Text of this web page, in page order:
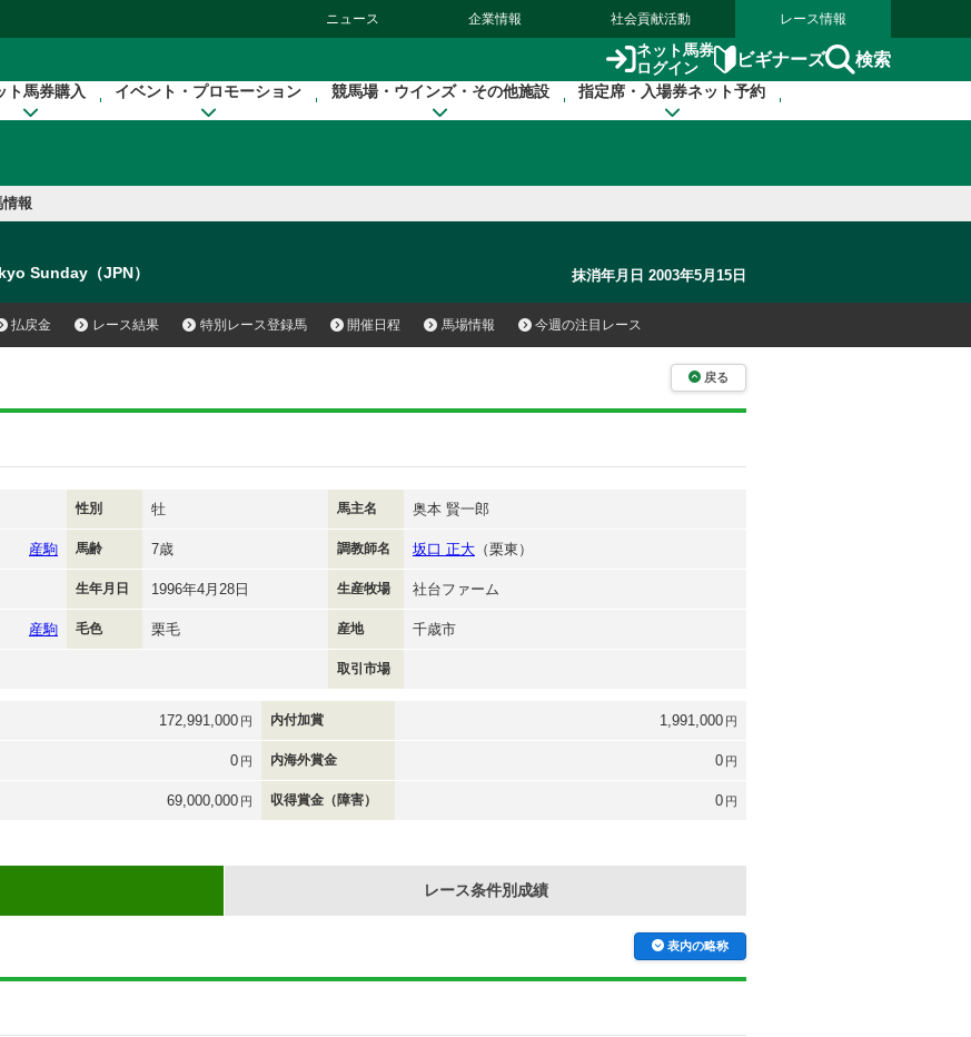
ニュース 企業情報 社会貢献活動 レース情報
ネット馬券
ログイン
ビギナーズ 検索
ト馬券購入 イベント・プロモーション 競馬場・ウインズ・その他施設 指定席・入場券ネット予約
報
Sunday（JPN） 抹消年月日 2003年5月15日
払戻金 レース結果 特別レース登録馬 開催日程 馬場情報 今週の注目レース
戻る
性別 牡 馬主名 奥本 賢一郎
産駒 馬齢 7歳 調教師名 坂口 正大 （栗東）
生年月日 1996年4月28日 生産牧場 社台ファーム
産駒 毛色 栗毛 産地 千歳市
取引市場
172,991,000 円 内付加賞 1,991,000 円
0 円 内海外賞金 0 円
69,000,000 円 収得賞金（障害） 0 円
レース条件別成績
表内の略称